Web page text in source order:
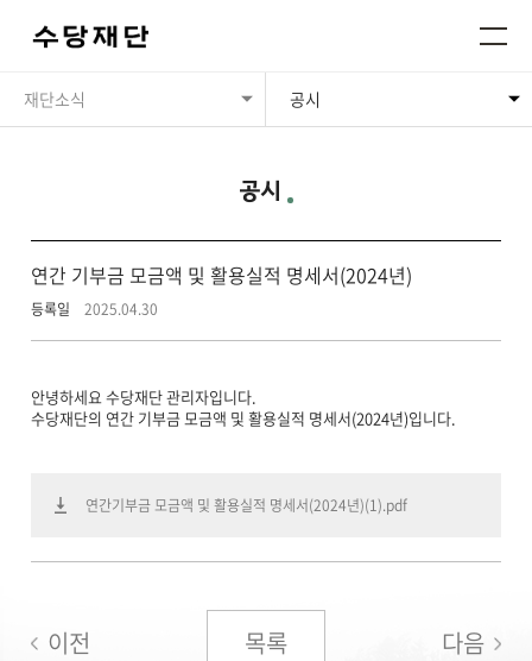
재단소식 공시
공시
연간 기부금 모금액 및 활용실적 명세서(2024년)
등록일 2025.04.30
안녕하세요 수당재단 관리자입니다.
수당재단의 연간 기부금 모금액 및 활용실적 명세서(2024년)입니다.
연간기부금 모금액 및 활용실적 명세서(2024년)(1).pdf
이전 목록 다음